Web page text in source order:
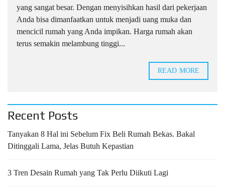
yang sangat besar. Dengan menyisihkan hasil dari pekerjaan
Anda bisa dimanfaatkan untuk menjadi uang muka dan
mencicil rumah yang Anda impikan. Harga rumah akan
terus semakin melambung tinggi...
READ MORE
Recent Posts
Tanyakan 8 Hal ini Sebelum Fix Beli Rumah Bekas. Bakal
Ditinggali Lama, Jelas Butuh Kepastian
3 Tren Desain Rumah yang Tak Perlu Diikuti Lagi